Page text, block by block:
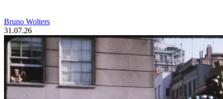
Bruno Wolters
31.07.26